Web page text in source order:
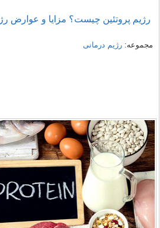
رژیم پروتئین چیست؟ مزایا و عوارض
مجموعه:رژیم درمانی